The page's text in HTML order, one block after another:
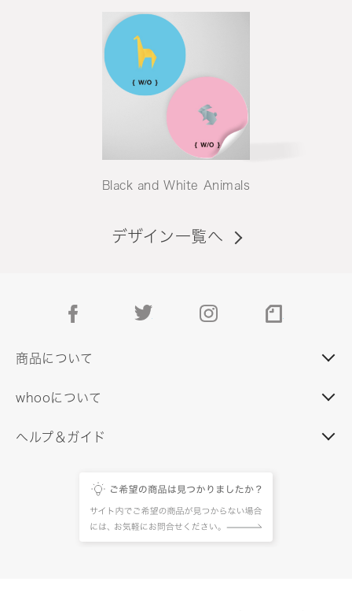
Black and White Animals
デザイン一覧へ
facebook instagram
商品について
whooについて
ヘルプ＆ガイド